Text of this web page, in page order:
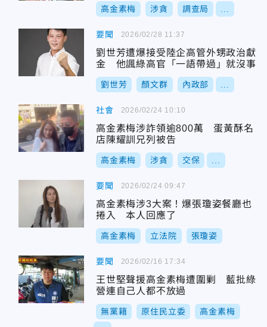
高金素梅 涉貪 調查局
要聞
劉世芳遭爆接受陸企高管外甥政治獻
金 他諷綠高官「一語帶過」就沒事
劉世芳 顏文群 內政部
2026/02/28 11:37
社會
高金素梅涉詐領逾800萬 蛋黃酥名
店陳耀訓兄列被告
高金素梅 涉貪 交保
2026/02/24 10:10
要聞
高金素梅涉3大案！爆張瓊姿餐廳也
捲入 本人回應了
高金素梅 立法院 張瓊姿
2026/02/24 09:47
要聞
王世堅聲援高金素梅遭圍剿 藍批綠
營連自己人都不放過
無黨籍 原住民立委 高金素梅
2026/02/16 17:34